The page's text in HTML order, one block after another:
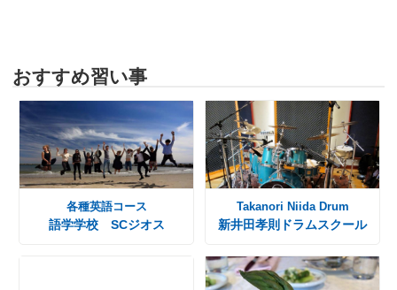
おすすめ習い事
各種英語コース
語学学校 SCジオス
Takanori Niida Drum
新井田孝則ドラムスクール